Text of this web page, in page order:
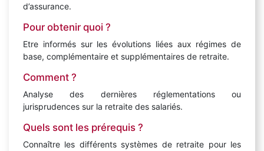
d’assurance.
Pour obtenir quoi ?
Etre informés sur les évolutions liées aux régimes de
base, complémentaire et supplémentaires de retraite.
Comment ?
Analyse des dernières réglementations ou
jurisprudences sur la retraite des salariés.
Quels sont les prérequis ?
Connaître les différents systèmes de retraite pour les